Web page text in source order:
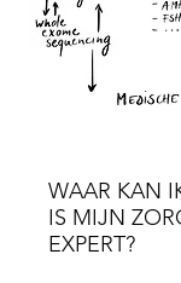
WAAR KAN
IS MIJN
EXPERT?